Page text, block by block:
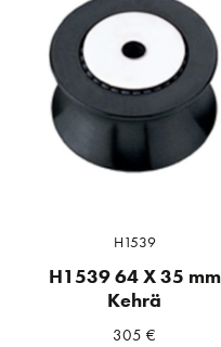
H1539
H1539 64 X 35 mm
Kehrä
305€